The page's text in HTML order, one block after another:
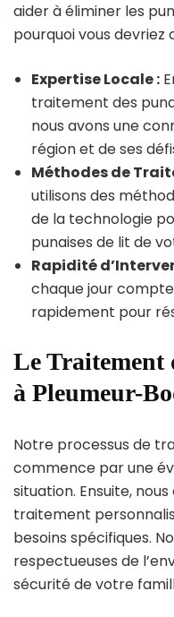
aider à éliminer les
pourquoi vous devriez
Expertise Locale :
traitement des
nous avons une
région et de ses
Méthodes de
utilisons des
de la technologie
punaises de lit de
Rapidité
chaque jour
rapidement pour
Le Traitement
à Pleumeur-
Notre processus de
commence par une
situation. Ensuite,
traitement
besoins spécifiques.
respectueuses de
sécurité de votre